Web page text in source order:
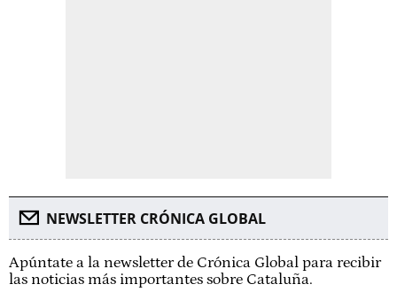
NEWSLETTER CRÓNICA GLOBAL
Apúntate a la newsletter de Crónica Global para recibir
las noticias más importantes sobre Cataluña.